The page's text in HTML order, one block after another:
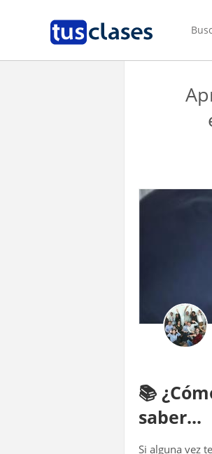
📚
saber...
Si alguna vez